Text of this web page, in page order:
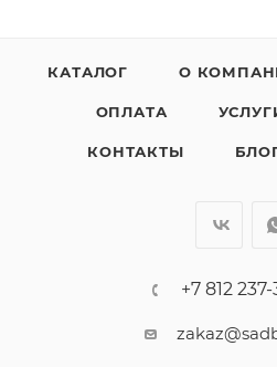
КАТАЛОГ О
ОПЛАТА
КОНТАКТЫ
+7 812